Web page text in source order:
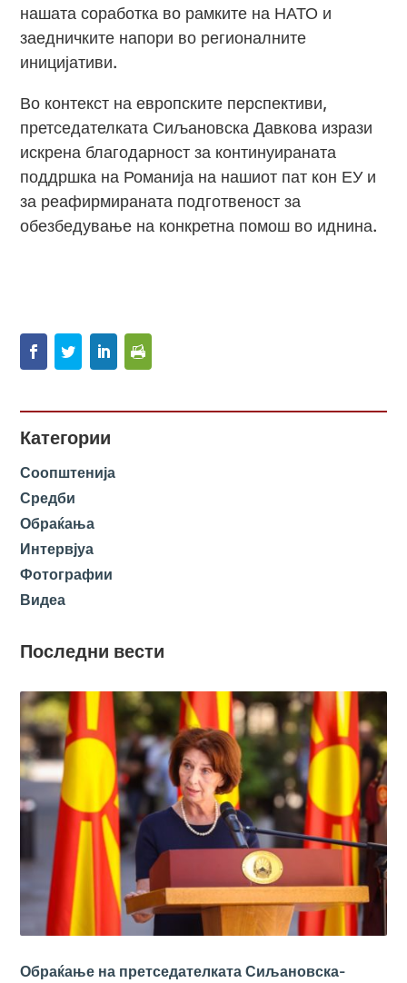
нашата соработка во рамките на НАТО и
заедничките напори во регионалните
иницијативи.
Во контекст на европските перспективи,
претседателката Сиљановска Давкова изрази
искрена благодарност за континуираната
поддршка на Романија на нашиот пат кон ЕУ и
за реафирмираната подготвеност за
обезбедување на конкретна помош во иднина.
Категории
Соопштенија
Средби
Обраќања
Интервјуа
Фотографии
Видеа
Последни вести
Обраќање на претседателката Сиљановска-